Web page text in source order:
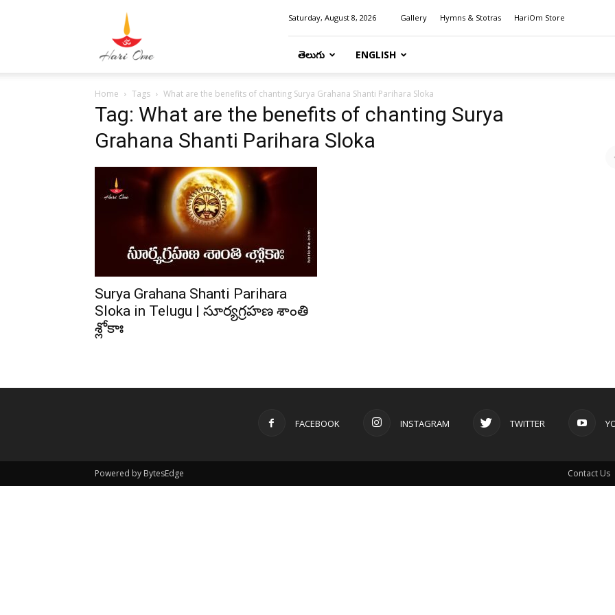
Saturday, August 8, 2026 Gallery Hymns & Stotras HariOm Store
తెలుగు ENGLISH
Home Tags What are the benefits of chanting Surya Grahana Shanti Parihara Sloka
Tag: What are the benefits of chanting Surya
Grahana Shanti Parihara Sloka
Surya Grahana Shanti Parihara
Sloka in Telugu | సూర్యగ్రహణ శాంతి
శ్లోకాః
FACEBOOK INSTAGRAM TWITTER
Contact Us
Powered by BytesEdge